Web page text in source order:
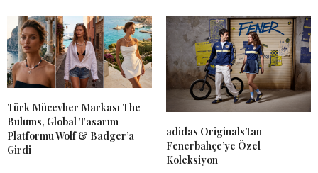
Türk Mücevher Markası The
Bulums, Global Tasarım
Platformu Wolf & Badger’a
Girdi
adidas Originals’tan
Fenerbahçe’ye Özel
Koleksiyon